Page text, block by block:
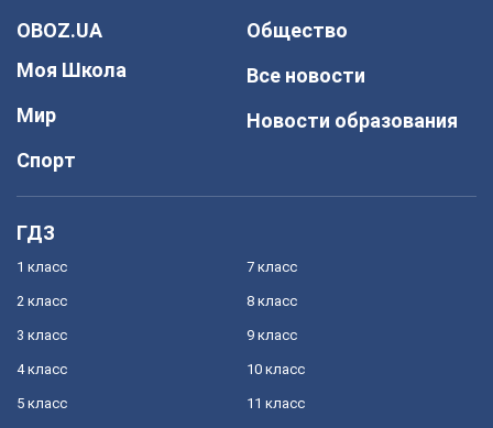
OBOZ.UA
Моя Школа
Мир
Спорт
Общество
Все новости
Новости образования
ГДЗ
1 класс
2 класс
3 класс
4 класс
5 класс
7 класс
8 класс
9 класс
10 класс
11 класс